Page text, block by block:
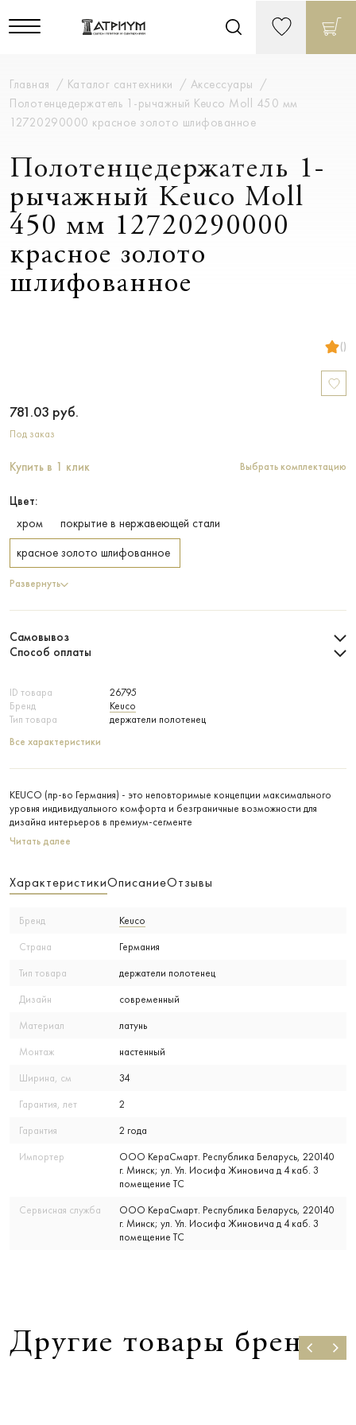
Главная Каталог сантехники
Аксессуары
Полотенцедержатель 1-рычажный Keuco Moll 450 мм
12720290000 красное золото шлифованное
Полотенцедержатель 1-
рычажный Keuco Moll
450 мм 12720290000
красное золото
шлифованное
()
ID товара
26795
Бренд
Keuco
Тип товара
держатели полотенец
Все характеристики
KEUCO (пр-во Германия) - это неповторимые концепции максимального
уровня индивидуального комфорта и безграничные возможности для
дизайна интерьеров в премиум-сегменте
Читать далее
781.03 руб.
Под заказ
Купить в 1 клик Выбрать комплектацию
Цвет:
хром
покрытие в нержавеющей стали
красное золото шлифованное
Развернуть
Самовывоз
Способ оплаты
ХарактеристикиОписаниеОтзывы
Бренд Keuco
Страна Германия
Тип товара держатели полотенец
Дизайн современный
Материал латунь
Монтаж настенный
Ширина, см 34
Гарантия, лет 2
Гарантия 2 года
Импортер
ООО КераСмарт. Республика Беларусь, 220140
г. Минск; ул. Ул. Иосифа Жиновича д 4 каб. 3
помещение ТС
Сервисная служба
ООО КераСмарт. Республика Беларусь, 220140
г. Минск; ул. Ул. Иосифа Жиновича д 4 каб. 3
помещение ТС
Другие товары бренда